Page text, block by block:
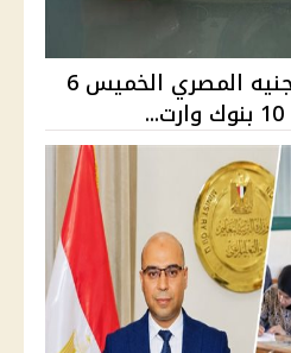
سعر الدولار مقابل الجنيه المصري الخميس 6